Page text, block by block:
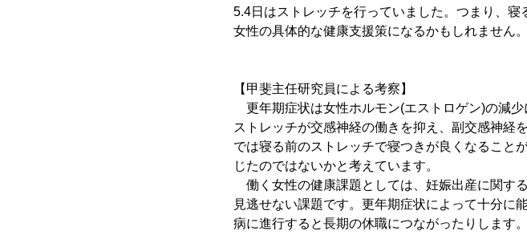
5.4日はストレッチを行っていました。つまり、
女性の具体的な健康支援策になるかもしれません。
【甲斐主任研究員による考察】
更年期症状は女性ホルモン(エストロゲン)の減少
ストレッチが交感神経の働きを抑え、副交感神経
では寝る前のストレッチで寝つきが良くなるこ
じたのではないかと考えています。
働く女性の健康課題としては、妊娠出産に関す
見逃せない課題です。更年期症状によって十分に
病に進行すると長期の休職につながったりします